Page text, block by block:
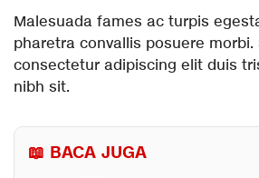
Malesuada fames ac turpis
pharetra convallis posuere morbi.
consectetur adipiscing elit duis
nibh sit.
📖 BACA JUGA